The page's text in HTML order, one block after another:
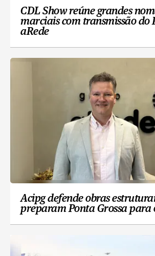
CDL Show reúne grandes
marciais com transmissão do
aRede
Acipg defende obras
preparam Ponta Grossa para